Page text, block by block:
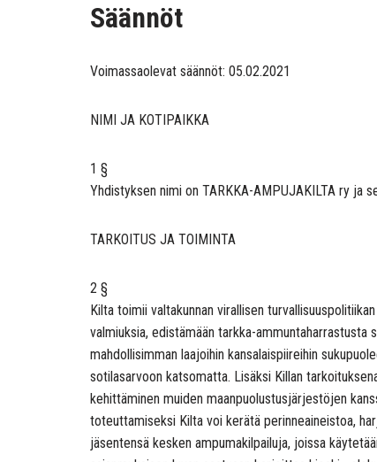
Säännöt
Voimassaolevat säännöt: 05.02.2021
NIMI JA KOTIPAIKKA
1 §
Yhdistyksen nimi on TARKKA-AMPUJAKILTA ry ja
TARKOITUS JA TOIMINTA
2 §
Kilta toimii valtakunnan virallisen
valmiuksia, edistämään tarkka-
mahdollisimman laajoihin kansalaispiireihin
sotilasarvoon katsomatta. Lisäksi Killan
kehittäminen muiden maanpuolustusjärjestöjen
toteuttamiseksi Kilta voi kerätä perinneaineistoa,
jäsentensä kesken ampumakilpailuja, joissa